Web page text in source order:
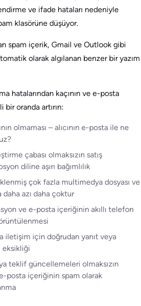
ve ifade hataları nedeniyle
klasörüne düşüyor.
spam içerik, Gmail ve Outlook gibi
olarak algılanan benzer bir yazım
hatalarından kaçının ve e-posta
oranda artırın:
olmaması – alıcının e-posta ile ne
çabası olmaksızın satış
diline aşırı bağımlılık
çok fazla multimedya dosyası ve
daha azı daha çoktur
ve e-posta içeriğinin akıllı telefon
iletişim için doğrudan yanıt veya
eksikliği
teklif güncellemeleri olmaksızın
posta içeriğinin spam olarak